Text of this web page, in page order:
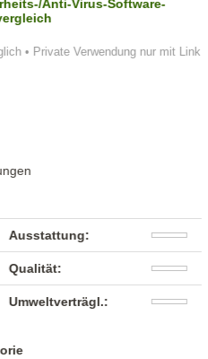
• Private Verwendung nur mit Link
Anti-Virus-Software-
Ausstattung:
Qualität:
Umweltverträgl.: